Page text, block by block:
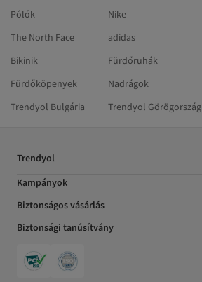
Pólók
Nike
The North Face
adidas
Bikinik
Fürdőruhák
Fürdőköpenyek
Nadrágok
Trendyol Bulgária
Trendyol Görögország
Trendyol
Kampányok
Biztonságos vásárlás
Biztonsági tanúsítvány